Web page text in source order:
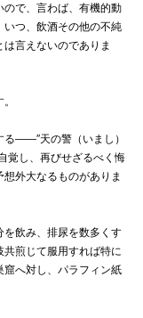
で、言わば、有機的動
つ、飲酒その他の不純
言えないのでありま
――″天の警（いまし）
覚し、再びせざるべく悔
外大なるものがありま
飲み、排尿を数多くす
煎じて服用すれば特に
窟へ対し、パラフィン紙